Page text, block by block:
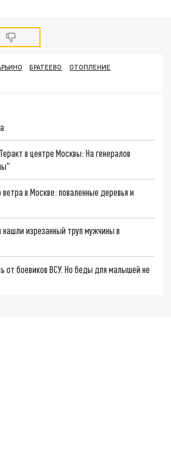
БРАТЕЕВО
ОТОПЛЕНИЕ
в центре Москвы: На генералов
в Москве: поваленные деревья и
изрезанный труп мужчины в
от боевиков ВСУ. Но беды для малышей не